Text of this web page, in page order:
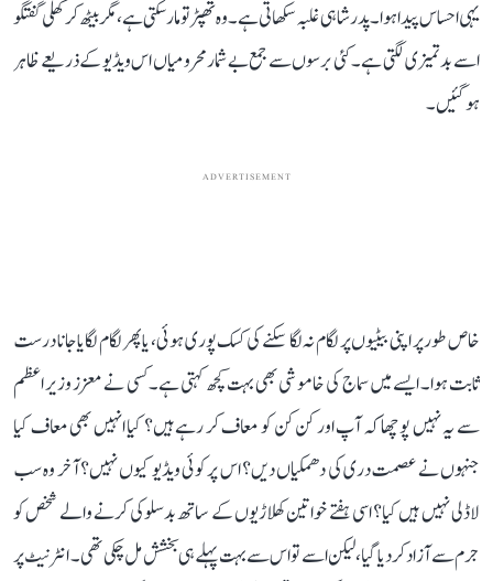
یہی احساس پیدا ہوا۔ پدر شاہی غلبہ سکھاتی ہے۔ وہ تھپڑ تو مار سکتی ہے، مگر بیٹھ کر کھلی گفتگو
اسے بدتمیزی لگتی ہے۔ کئی برسوں سے جمع بے شمار محرومیاں اس ویڈیو کے ذریعے ظاہر
ہو گئیں۔
ADVERTISEMENT
خاص طور پر اپنی بیٹیوں پر لگام نہ لگا سکنے کی کسک پوری ہوئی، یا پھر لگام لگایا جانا درست
ثابت ہوا۔ ایسے میں سماج کی خاموشی بھی بہت کچھ کہتی ہے۔ کسی نے معزز وزیر اعظم
سے یہ نہیں پوچھا کہ آپ اور کن کن کو معاف کر رہے ہیں؟ کیا انہیں بھی معاف کیا
جنہوں نے عصمت دری کی دھمکیاں دیں؟ اس پر کوئی ویڈیو کیوں نہیں؟ آخر وہ سب
لاڈلی نہیں ہیں کیا؟ اسی ہفتے خواتین کھلاڑیوں کے ساتھ بدسلوکی کرنے والے شخص کو
جرم سے آزاد کر دیا گیا، لیکن اسے تو اس سے بہت پہلے ہی بخشش مل چکی تھی۔ انٹرنیٹ پر